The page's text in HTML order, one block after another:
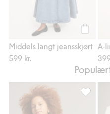
Middels langt jeansskjørt
599 kr.
A-
Singlet